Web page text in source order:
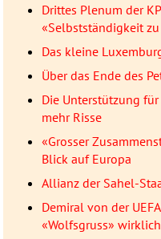
Drittes Plenum der
«Selbstständigkeit
Das kleine
Über das Ende des
Die Unterstützung
mehr Risse
«Grosser
Blick auf Europa
Allianz der Sahel-
Demiral von der
«Wolfsgruss»